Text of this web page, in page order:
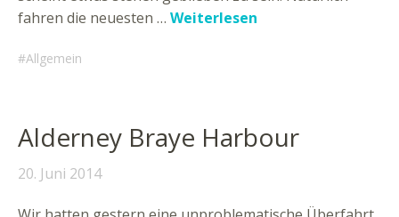
fahren die neuesten … Weiterlesen
Allgemein
Alderney Braye Harbour
20. Juni 2014